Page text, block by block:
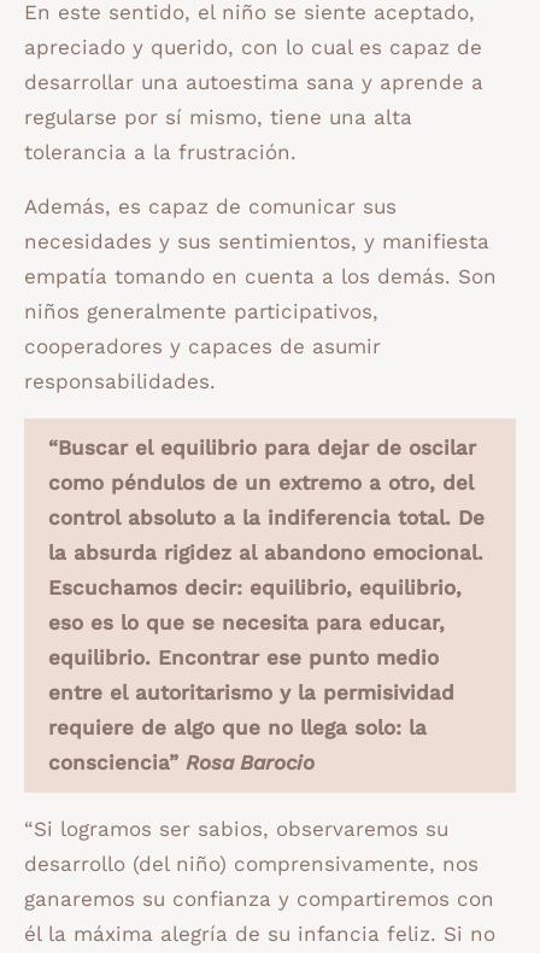
En este sentido, el niño se siente aceptado,
apreciado y querido, con lo cual es capaz de
desarrollar una autoestima sana y aprende a
regularse por sí mismo, tiene una alta
tolerancia a la frustración.
Además, es capaz de comunicar sus
necesidades y sus sentimientos, y manifiesta
empatía tomando en cuenta a los demás. Son
niños generalmente participativos,
cooperadores y capaces de asumir
responsabilidades.
“Buscar el equilibrio para dejar de oscilar
como péndulos de un extremo a otro, del
control absoluto a la indiferencia total. De
la absurda rigidez al abandono emocional.
Escuchamos decir: equilibrio, equilibrio,
eso es lo que se necesita para educar,
equilibrio. Encontrar ese punto medio
entre el autoritarismo y la permisividad
requiere de algo que no llega solo: la
consciencia” Rosa Barocio
“Si logramos ser sabios, observaremos su
desarrollo (del niño) comprensivamente, nos
ganaremos su confianza y compartiremos con
él la máxima alegría de su infancia feliz. Si no